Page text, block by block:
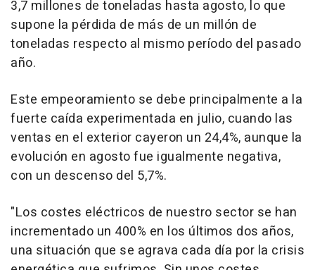
3,7 millones de toneladas hasta agosto, lo que
supone la pérdida de más de un millón de
toneladas respecto al mismo período del pasado
año.
Este empeoramiento se debe principalmente a la
fuerte caída experimentada en julio, cuando las
ventas en el exterior cayeron un 24,4%, aunque la
evolución en agosto fue igualmente negativa,
con un descenso del 5,7%.
"Los costes eléctricos de nuestro sector se han
incrementado un 400% en los últimos dos años,
una situación que se agrava cada día por la crisis